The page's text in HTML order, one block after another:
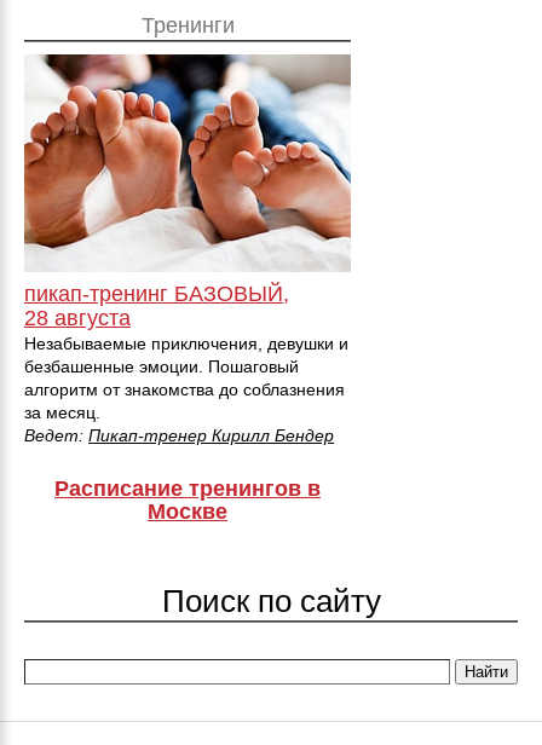
Тренинги
пикап-тренинг БАЗОВЫЙ,
28 августа
Незабываемые приключения, девушки и
безбашенные эмоции. Пошаговый
алгоритм от знакомства до соблазнения
за месяц.
Ведет: Пикап-тренер Кирилл Бендер
Расписание тренингов в
Москве
Поиск по сайту